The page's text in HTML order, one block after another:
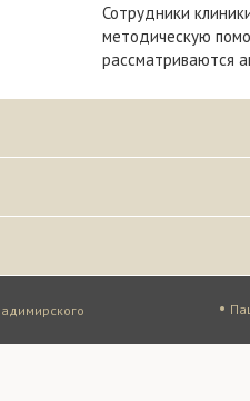
Сотрудники
методическую
рассматриваются
•